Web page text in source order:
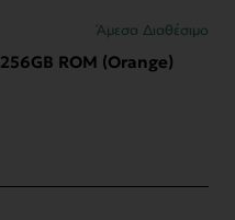
Άμεσα Διαθέσιμο
ROM (Orange)